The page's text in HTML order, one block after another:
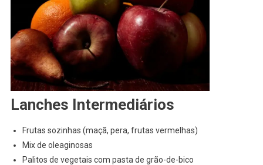
Lanches Intermediários
Frutas sozinhas (maçã, pera, frutas vermelhas)
Mix de oleaginosas
Palitos de vegetais com pasta de grão-de-bico